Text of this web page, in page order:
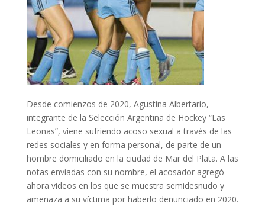
Desde comienzos de 2020, Agustina Albertario,
integrante de la Selección Argentina de Hockey “Las
Leonas”, viene sufriendo acoso sexual a través de las
redes sociales y en forma personal, de parte de un
hombre domiciliado en la ciudad de Mar del Plata. A las
notas enviadas con su nombre, el acosador agregó
ahora videos en los que se muestra semidesnudo y
amenaza a su víctima por haberlo denunciado en 2020.